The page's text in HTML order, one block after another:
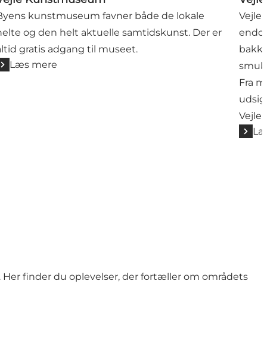
kunstmuseum favner både de lokale
og den helt aktuelle samtidskunst. Der er
gratis adgang til museet.
Læs mere
Vejle
Fra
Vejle
finder du oplevelser, der fortæller om områdets